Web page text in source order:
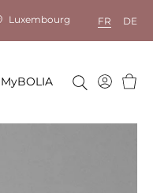
Luxembourg FR DE
MyBOLIA